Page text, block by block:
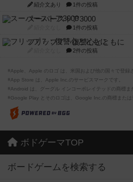
紹介文あり 1件の投稿
スーパーストア3000
1件の投稿
フリップ７：復讐心とともに
2件の投稿
※Apple、Apple のロゴ は、米国および他の国々で登録
※App Store は、Apple Inc.のサービスマークです。
※Android は、グーグル インコーポレイテッドの商標ま
※Google Play とそのロゴは、Google Inc.の商標または
ボドゲーマTOP
ボードゲームを検索する